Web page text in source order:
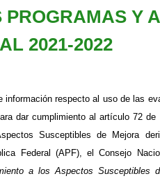
Y
2021-2022
información respecto al uso de las
dar cumplimiento al artículo 72
Susceptibles de Mejora
Federal (APF), el Consejo
a los Aspectos Susceptibles